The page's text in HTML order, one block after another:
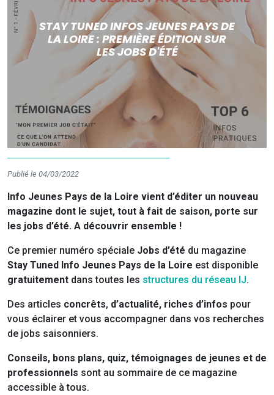
STAY TUNED INFOS JEUNES PAYS DE
LA LOIRE : PREMIÈRE ÉDITION SUR
LES JOBS D'ÉTÉ
Publié le 04/03/2022
Info Jeunes Pays de la Loire vient d’éditer un nouveau
magazine dont le sujet, tout à fait de saison, porte sur
les jobs d’été. A découvrir ensemble !
Ce premier numéro spéciale Jobs d’été du magazine
Stay Tuned Info Jeunes Pays de la Loire est disponible
gratuitement dans toutes les structures du réseau IJ.
Des articles concrêts, d’actualité, riches d’infos pour
vous éclairer et vous accompagner dans vos recherches
de jobs saisonniers.
Conseils, bons plans, quiz, témoignages de jeunes et de
professionnels sont au sommaire de ce magazine
accessible à tous.